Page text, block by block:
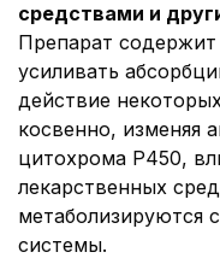
средствами и
Препарат
усиливать
действие
косвенно, изменяя
цитохрома Р450,
лекарственных
метаболизируются
системы.